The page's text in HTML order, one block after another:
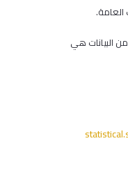
العامة.
البيانات هي